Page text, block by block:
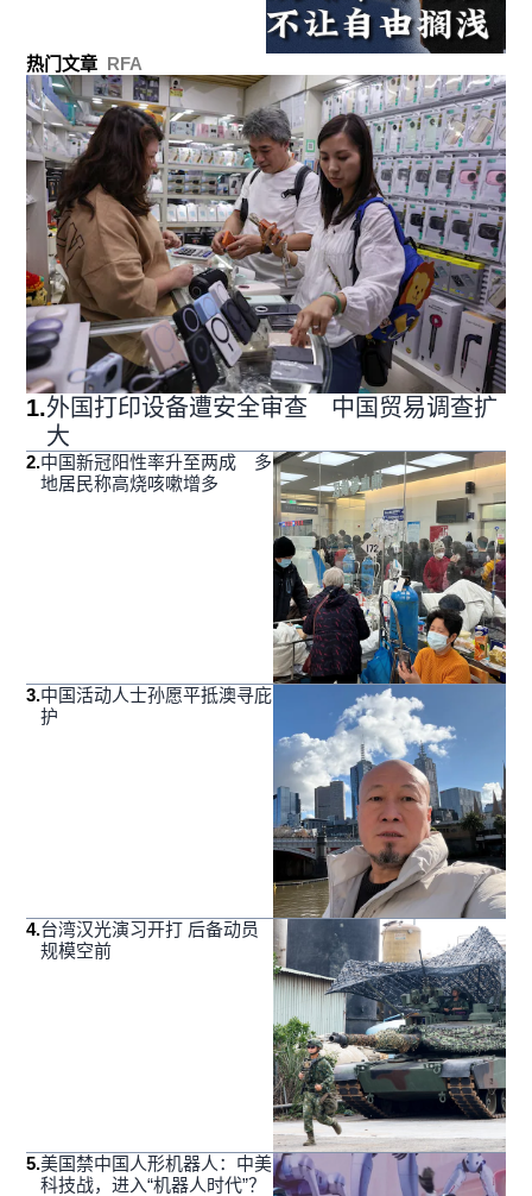
热门文章 RFA
1.外国打印设备遭安全审查 中国贸易调查扩
大
2.中国新冠阳性率升至两成 多
地居民称高烧咳嗽增多
3.中国活动人士孙愿平抵澳寻庇
护
4.台湾汉光演习开打 后备动员
规模空前
5.美国禁中国人形机器人：中美
科技战，进入“机器人时代”？